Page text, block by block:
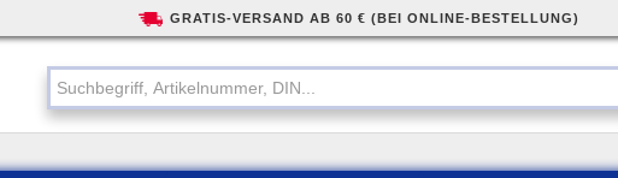
GRATIS-VERSAND AB 60 € (BEI ONLINE-BESTELLUNG)